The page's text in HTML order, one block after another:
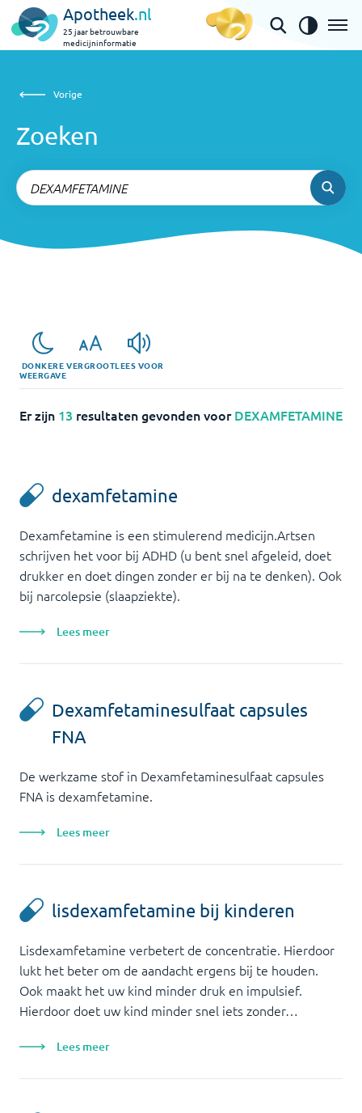
Apotheek.nl
25 jaar betrouwbare
medicijninformatie
Vorige
Vorige
Zoeken
DONKERE
WEERGAVE
VERGROOTLEES VOOR
Er zijn 13 resultaten gevonden voor DEXAMFETAMINE
dexamfetamine
Dexamfetamine is een stimulerend medicijn.Artsen
schrijven het voor bij ADHD (u bent snel afgeleid, doet
drukker en doet dingen zonder er bij na te denken). Ook
bij narcolepsie (slaapziekte).
Lees meer
Dexamfetaminesulfaat capsules
FNA
De werkzame stof in Dexamfetaminesulfaat capsules
FNA is dexamfetamine.
Lees meer
lisdexamfetamine bij kinderen
Lisdexamfetamine verbetert de concentratie. Hierdoor
lukt het beter om de aandacht ergens bij te houden.
Ook maakt het uw kind minder druk en impulsief.
Hierdoor doet uw kind minder snel iets zonder…
Lees meer